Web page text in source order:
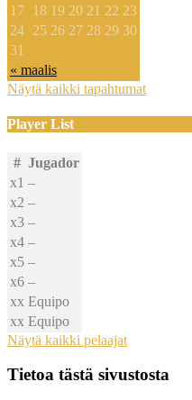
« maalis
17 18 19 20 21 22 23
24 25 26 27 28 29 30
31
Näytä kaikki tapahtumat
Player List
# Jugador
x1 –
x2 –
x3 –
x4 –
x5 –
x6 –
xx Equipo
xx Equipo
Näytä kaikki pelaajat
Tietoa tästä sivustosta